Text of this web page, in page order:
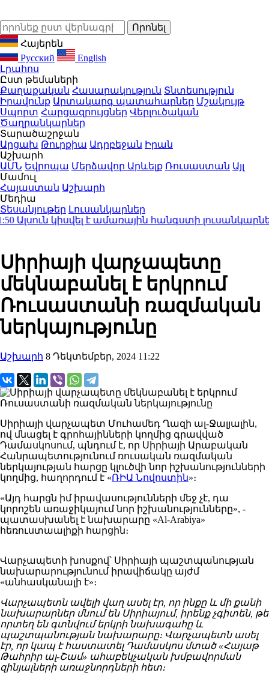
Հայերեն
Русский
English
Լրահոս
Ըստ թեմաների
Քաղաքական Հասարակություն Տնտեսություն
Իրավունք Արտակարգ պատահարներ Մշակույթ
Սպորտ Հարցազրույցներ Վերլուծական
Ծաղրանկարներ
Տարածաշրջան
Արցախ Թուրքիա Ադրբեջան Իրան
Աշխարհ
ԱՄՆ Եվրոպա Մերձավոր Արևելք Ռուսաստան Այլ
Մամուլ
Հայաստան Աշխարհ
Մեդիա
Տեսանյութեր Լուսանկարներ
կիսվել է ամառային հանգստի
Սիրիայի վարչապետը
մեկնաբանել է երկրում
Ռուսաստանի ռազմական
ներկայությունը
Աշխարհ 8 Դեկտեմբեր, 2024 11:22
Սիրիայի վարչապետ Մուհամեդ Ղազի ալ-Ջալյալին,
ով մնացել է գրոհայինների կողմից գրավված
Դամասկոսում, պնդում է, որ Սիրիայի Արաբական
Հանրապետությունում ռուսական ռազմական
ներկայության հարցը կլուծվի նոր իշխանությունների
կողմից, հաղորդում է «ՌԻԱ Նովոստին»։
«Այդ հարցն իմ իրավասությունների մեջ չէ, դա
կորոշեն առաջիկայում նոր իշխանությունները», -
պատասխանել է նախարարը «Al-Arabiya»
հեռուստաալիքի հարցին։
Վարչապետի խոսքով՝ Սիրիայի պաշտպանության
նախարարությունում իրավիճակը այժմ
«անհասկանալի է»։
Վարչապետն ավելի վաղ ասել էր, որ ինքը և մի քանի
նախարարներ մնում են Սիրիայում, իրենք չգիտեն, թե
որտեղ են գտնվում երկրի նախագահը և
պաշտպանության նախարարը։ Վարչապետն ասել
էր, որ կապ է հաստատել Դամասկոս մտած «Հայաթ
Թահրիր ալ-Շամ» ահաբեկչական խմբավորման
զինյալների առաջնորդների հետ։